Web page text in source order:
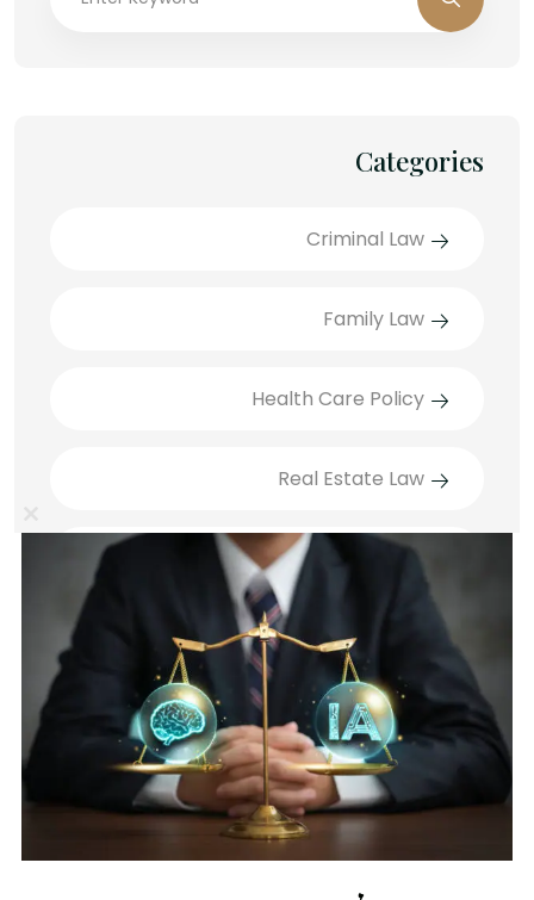
Categories
Criminal Law
Family Law
Health Care Policy
Real Estate Law
Technology Law
דיני חוזים
דיני משפחה